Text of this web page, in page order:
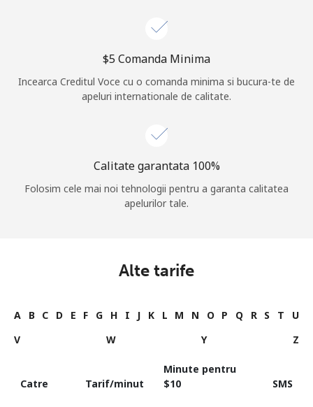
⁦$5⁩ Comanda Minima
Incearca Creditul Voce cu o comanda minima si bucura-te de
apeluri internationale de calitate.
Calitate garantata 100%
Folosim cele mai noi tehnologii pentru a garanta calitatea
apelurilor tale.
Alte tarife
A B C D E F G H I J K L M N O P Q R S T
U
V
W Y Z
Catre Tarif/minut
Minute pentru
⁦$10⁩
SMS